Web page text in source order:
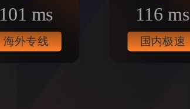
101 ms
海外专线
116 ms
国内极速